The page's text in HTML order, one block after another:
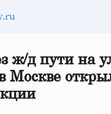
ж/д пути на
Москве